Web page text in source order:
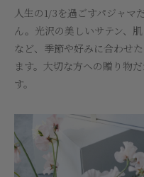
人生の1/3を過ごすパジャマ
ん。光沢の美しいサテン、
など、季節や好みに合わせ
ます。大切な方への贈り物
す。